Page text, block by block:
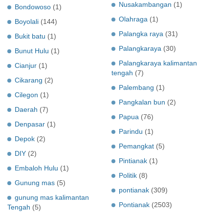
Bondowoso (1)
Boyolali (144)
Bukit batu (1)
Bunut Hulu (1)
Cianjur (1)
Cikarang (2)
Cilegon (1)
Daerah (7)
Denpasar (1)
Depok (2)
DIY (2)
Embaloh Hulu (1)
Gunung mas (5)
gunung mas kalimantan
Tengah (5)
Nusakambangan (1)
Olahraga (1)
Palangka raya (31)
Palangkaraya (30)
Palangkaraya kalimantan
tengah (7)
Palembang (1)
Pangkalan bun (2)
Papua (76)
Parindu (1)
Pemangkat (5)
Pintianak (1)
Politik (8)
pontianak (309)
Pontianak (2503)